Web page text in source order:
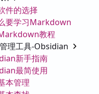
件的选择
要学习Markdown
教程
理工具-Obsidian
新手指南
最简使用
本管理